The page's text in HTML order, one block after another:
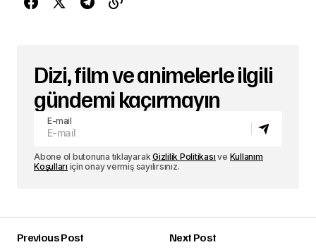
Dizi, film ve animelerle ilgili
gündemi kaçırmayın
E-mail
Abone ol butonuna tıklayarakGizlilik Politikası ve Kullanım
Koşulları için onay vermiş sayılırsınız.
Previous Post
Next Post